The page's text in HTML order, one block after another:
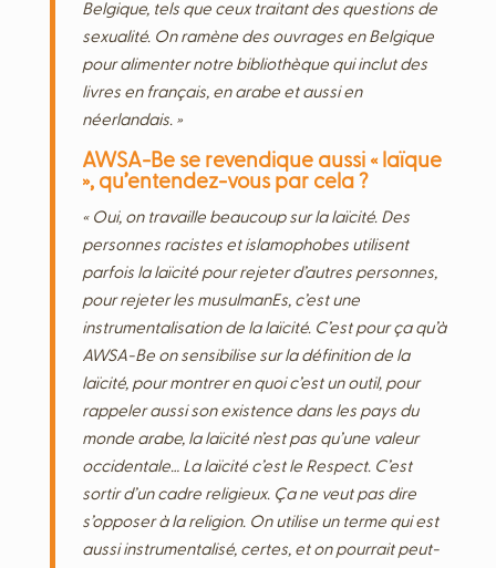
Belgique, tels que ceux traitant des questions de
sexualité. On ramène des ouvrages en Belgique
pour alimenter notre bibliothèque qui inclut des
livres en français, en arabe et aussi en
néerlandais. »
AWSA-Be se revendique aussi « laïque
», qu’entendez-vous par cela ?
« Oui, on travaille beaucoup sur la laïcité. Des
personnes racistes et islamophobes utilisent
parfois la laïcité pour rejeter d’autres personnes,
pour rejeter les musulmanEs, c’est une
instrumentalisation de la laïcité. C’est pour ça qu’à
AWSA-Be on sensibilise sur la définition de la
laïcité, pour montrer en quoi c’est un outil, pour
rappeler aussi son existence dans les pays du
monde arabe, la laïcité n’est pas qu’une valeur
occidentale… La laïcité c’est le Respect. C’est
sortir d’un cadre religieux. Ça ne veut pas dire
s’opposer à la religion. On utilise un terme qui est
aussi instrumentalisé, certes, et on pourrait peut-